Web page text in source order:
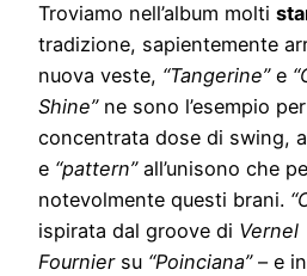
Troviamo nell’album molti
tradizione, sapientemente
nuova veste, “Tangerine”e
Shine”ne sono l’esempio
concentrata dose di swing,
e “pattern”all’unisono che
notevolmente questi brani.
ispirata dal groove di Vernel
Fourniersu “Poinciana”– e